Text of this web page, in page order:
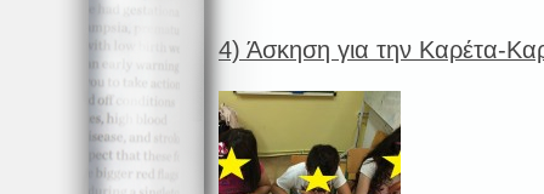
4) Άσκηση για την Καρέτα-